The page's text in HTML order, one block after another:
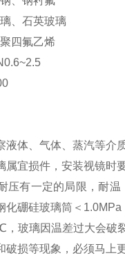
、石英玻璃
四氟乙烯
液体、气体、蒸汽等介
属宜损件，安装视镜时
压有一定的局限，耐
化硼硅玻璃筒＜
玻璃因温差过大会破
损等现象，必须马上更